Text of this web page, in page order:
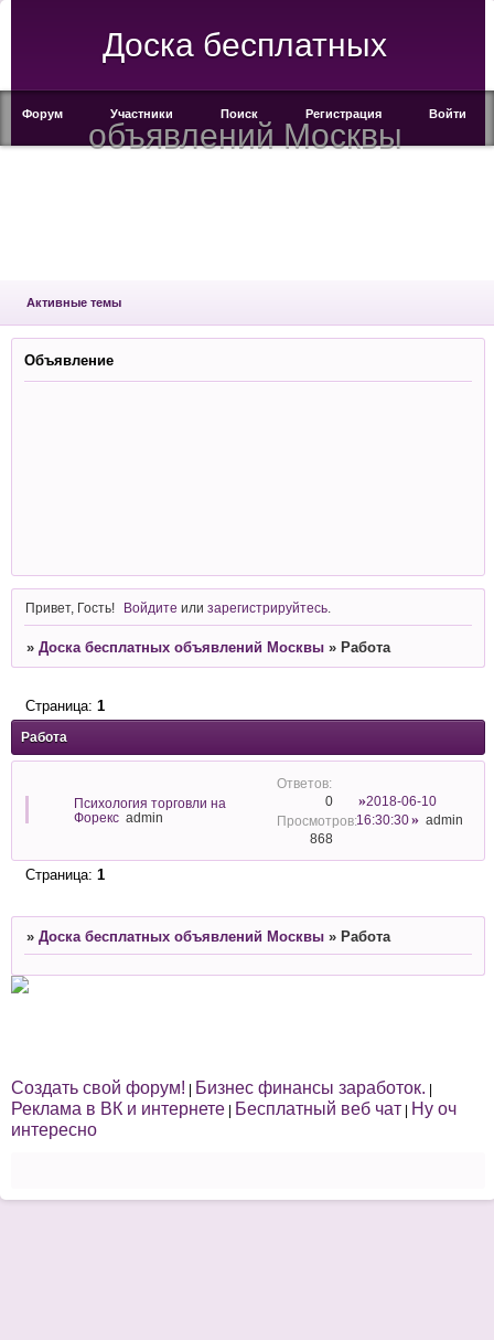
Доска бесплатных
объявлений Москвы
Форум Участники Поиск Регистрация Войти
Активные темы
Объявление
Привет, Гость! Войдите илизарегистрируйтесь
» Доска бесплатных объявлений Москвы » Работа
Работа
Страница: 1
Психология торговли на
Форекс admin
0
868
2018-06-10
16:30:30
admin
Страница: 1
» Доска бесплатных объявлений Москвы » Работа
Создать свой форум! | Бизнес финансы заработок. |
Реклама в ВК и интернете | Бесплатный веб чат | Ну оч
интересно